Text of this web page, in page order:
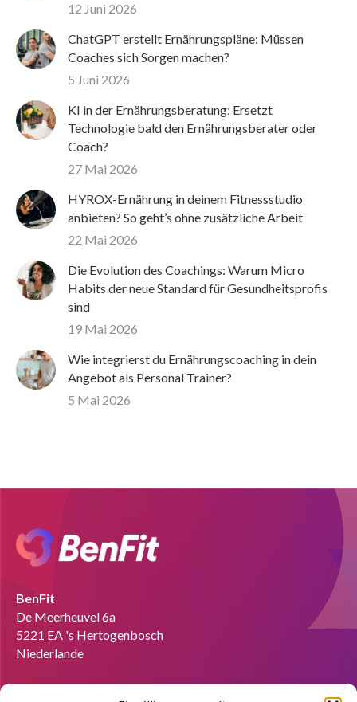
12 Juni 2026
ChatGPT erstellt Ernährungspläne: Müssen
Coaches sich Sorgen machen?
5 Juni 2026
KI in der Ernährungsberatung: Ersetzt
Technologie bald den Ernährungsberater oder
Coach?
27 Mai 2026
HYROX-Ernährung in deinem Fitnessstudio
anbieten? So geht’s ohne zusätzliche Arbeit
22 Mai 2026
Die Evolution des Coachings: Warum Micro
Habits der neue Standard für Gesundheitsprofis
sind
19 Mai 2026
Wie integrierst du Ernährungscoaching in dein
Angebot als Personal Trainer?
5 Mai 2026
BenFit
De Meerheuvel 6a
5221 EA 's Hertogenbosch
Niederlande